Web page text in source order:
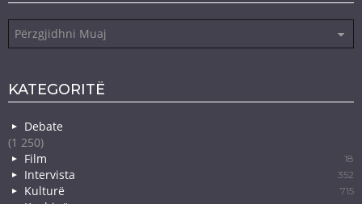
KATEGORITË
Debate
(1 250)
Film
18
Intervista 352
Kulturë 715